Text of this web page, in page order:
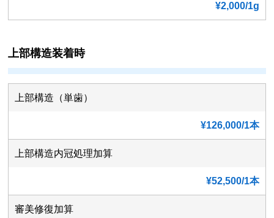
¥2,000/1g
上部構造装着時
上部構造（単歯）
¥126,000/1本
上部構造内冠処理加算
¥52,500/1本
審美修復加算